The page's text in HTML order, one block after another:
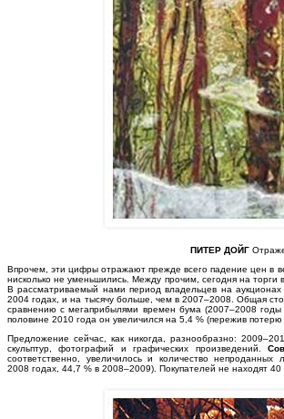
ПИТЕР ДОЙГ
Впрочем, эти цифры отражают прежде всего падение цен в
нисколько не уменьшились. Между прочим, сегодня на торги
В рассматриваемый нами период владельцев на
2004 годах, и на тысячу больше, чем в 2007–2008. Общая
сравнению с мегаприбылями времен бума (2007–2008
половине 2010 года он увеличился на 5,4 % (пережив
Предложение сейчас, как никогда, разнообразно:
скульптур, фотографий и графических произведений.
соответственно, увеличилось и количество
2008 годах, 44,7 % в 2008–2009). Покупателей не находят